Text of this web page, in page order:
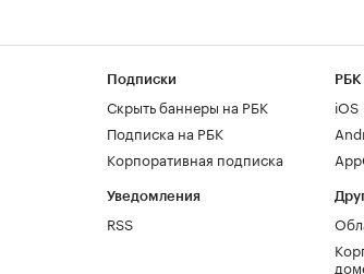
Подписки
Скрыть баннеры на РБК
Подписка на РБК
Корпоративная подписка
Уведомления
RSS
РБК
iOS